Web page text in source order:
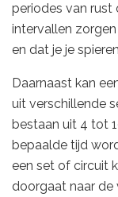
periodes van rust
intervallen
en dat je je
Daarnaast kan
uit verschillende
bestaan uit 4 tot
bepaalde tijd
een set of circuit
doorgaat naar de